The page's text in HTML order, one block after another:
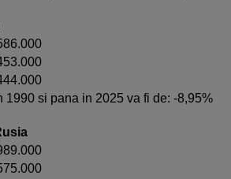
1990 si pana in 2025 va fi de: -8,95%